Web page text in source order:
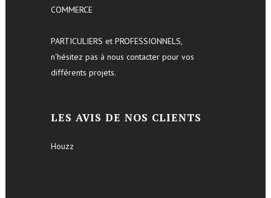
COMMERCE
PARTICULIERS et PROFESSIONNELS,
n'hésitez pas à nous contacter pour vos
différents projets.
LES AVIS DE NOS CLIENTS
Houzz